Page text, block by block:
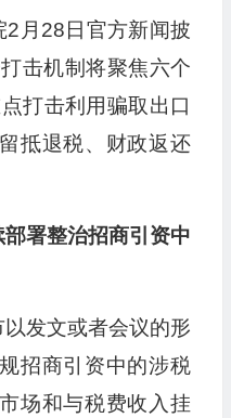
2月28日官方新闻披
击机制将聚焦六个
打击利用骗取出口
抵退税、财政返还
部署整治招商引资中
发文或者会议的形
招商引资中的涉税
场和与税费收入挂